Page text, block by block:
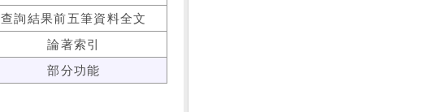
查詢結果前五筆資料全文
論著索引
部分功能